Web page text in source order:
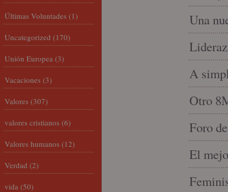
Una
A
Otro
Foro
El
Últimas Voluntades (1)
Uncategorized (170)
Unión Europea (3)
Vacaciones (3)
Valores (307)
valores cristianos (6)
Valores humanos (12)
Verdad (2)
vida (50)